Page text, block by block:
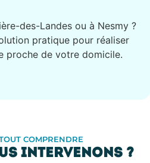
des-Landes ou à Nesmy ?
pratique pour réaliser
proche de votre domicile.
COMPRENDRE
INTERVENONS ?